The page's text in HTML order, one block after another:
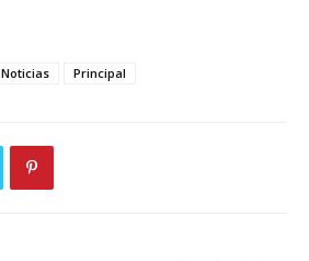
Noticias Principal